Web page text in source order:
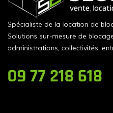
Spécialiste de la location de
Solutions sur-mesure de
administrations, collectivités,
09 77 218 618